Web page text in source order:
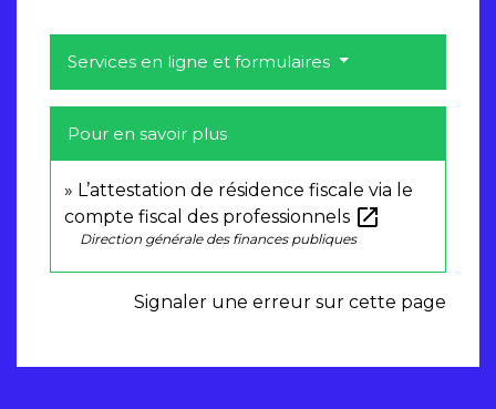
Services en ligne et formulaires
Pour en savoir plus
L’attestation de résidence fiscale via le
compte fiscal des professionnels open_in_new
Direction générale des finances publiques
Signaler une erreur sur cette page